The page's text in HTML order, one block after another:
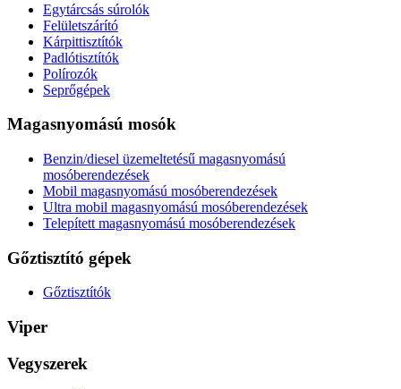
Egytárcsás súrolók
Felületszárító
Kárpittisztítók
Padlótisztítók
Polírozók
Seprőgépek
Magasnyomású mosók
Benzin/diesel üzemeltetésű magasnyomású
mosóberendezések
Mobil magasnyomású mosóberendezések
Ultra mobil magasnyomású mosóberendezések
Telepített magasnyomású mosóberendezések
Gőztisztító gépek
Gőztisztítók
Viper
Vegyszerek